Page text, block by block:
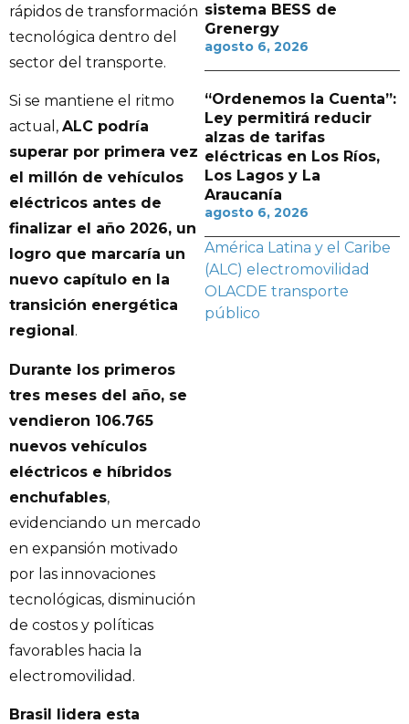
rápidos de transformación
tecnológica dentro del
sector del transporte.
Si se mantiene el ritmo
actual, ALC podría
superar por primera vez
el millón de vehículos
eléctricos antes de
finalizar el año 2026, un
logro que marcaría un
nuevo capítulo en la
transición energética
regional .
Durante los primeros
tres meses del año, se
vendieron 106.765
nuevos vehículos
eléctricos e híbridos
enchufables,
evidenciando un mercado
en expansión motivado
por las innovaciones
tecnológicas, disminución
de costos y políticas
favorables hacia la
electromovilidad.
Brasil lidera esta
sistema BESS de
Grenergy
agosto 6, 2026
“Ordenemos la Cuenta”:
Ley permitirá reducir
alzas de tarifas
eléctricas en Los Ríos,
Los Lagos y La
Araucanía
agosto 6, 2026
América Latina y el Caribe
(ALC) electromovilidad
OLACDE transporte
público